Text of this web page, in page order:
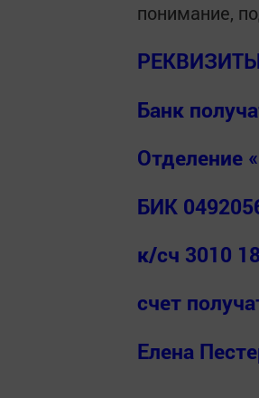
понимание,
Банк
Отделение
БИК
к/сч 3010
счет
Елена